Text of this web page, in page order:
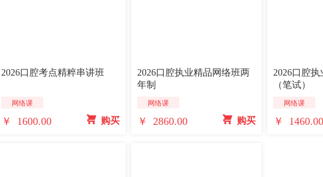
2026口腔考点精粹串讲班
网络课
￥ 1600.00  购买
2026口腔执业精品网络班两
年制
网络课
￥ 2860.00  购买
2026口腔
（笔试）
网络课
￥ 1460.00